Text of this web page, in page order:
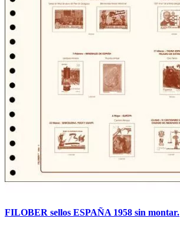
FILOBER sellos ESPAÑA 1958 sin montar.